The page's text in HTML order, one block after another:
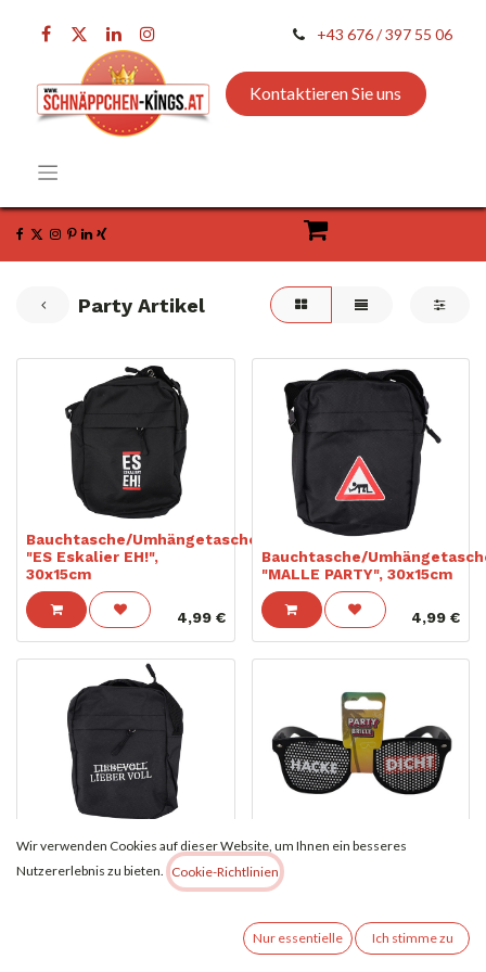
+43 676 / 397 55 06
Kontaktieren Sie uns
Party Artikel
Bauchtasche/Umhängetasche
"ES Eskalier EH!",
30x15cm
4,99€
Bauchtasche/
"MALLE PARTY", 30x15cm
4,99 €
Bauchtasche/Umhängetasche
"LIEBER VOLL", 30x15cm
Partybrille "Malle-Party",
HACKE DICHT
Wir verwenden Cookies auf dieser Website, um Ihnen ein besseres
Nutzererlebnis zu bieten.
Cookie-Richtlinien
Nur essentielle Ich stimme zu